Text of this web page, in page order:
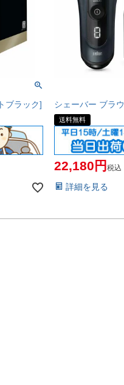
ブラック] シェーバー ブラ
送料無料
22,180 税込
詳細を見る